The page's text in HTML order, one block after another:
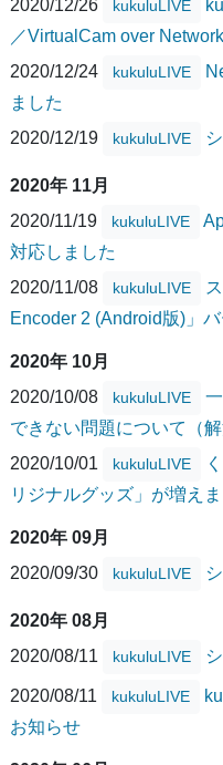
2020/12/26 kukuluLIVE
／VirtualCam over
2020/12/24
kukuluLIVE
ました
2020/12/19
kukuluLIVE
2020年 11月
2020/11/19
kukuluLIVE
対応しました
2020/11/08
kukuluLIVE
Encoder 2 (Android版)」
2020年 10月
2020/10/08
kukuluLIVE
できない問題について（解
2020/10/01
kukuluLIVE
リジナルグッズ」が増え
2020年 09月
2020/09/30
kukuluLIVE
2020年 08月
2020/08/11
kukuluLIVE
2020/08/11 kukuluLIVE
お知らせ